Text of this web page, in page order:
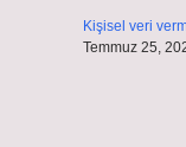
Kişisel veri
Temmuz 25,